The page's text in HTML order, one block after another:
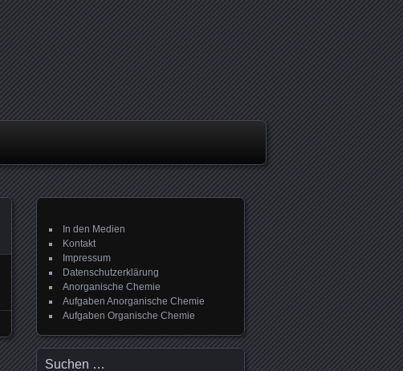
In den Medien
Kontakt
Impressum
Datenschutzerklärung
Anorganische Chemie
Aufgaben Anorganische Chemie
Aufgaben Organische Chemie
Suchen …